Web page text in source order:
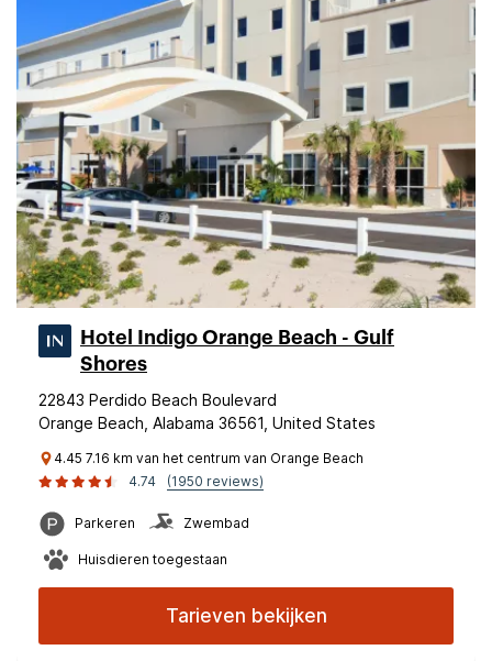
Hotel Indigo Orange Beach - Gulf
Shores
22843 Perdido Beach Boulevard
Orange Beach, Alabama 36561, United States
4.45 7.16 km van het centrum van Orange Beach
4.74
(1950 reviews)
Parkeren Zwembad
Huisdieren toegestaan
Tarieven bekijken